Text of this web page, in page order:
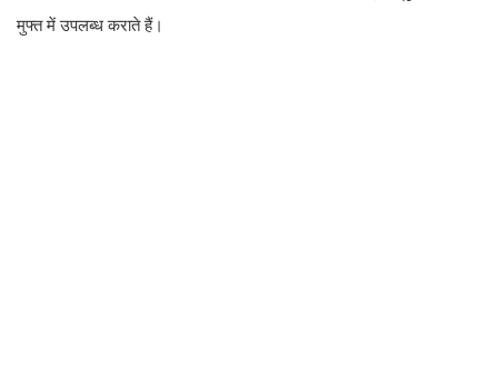
मुफ्त में उपलब्ध कराते हैं।